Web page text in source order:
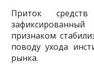
Приток
признаком
поводу ухода
рынка.